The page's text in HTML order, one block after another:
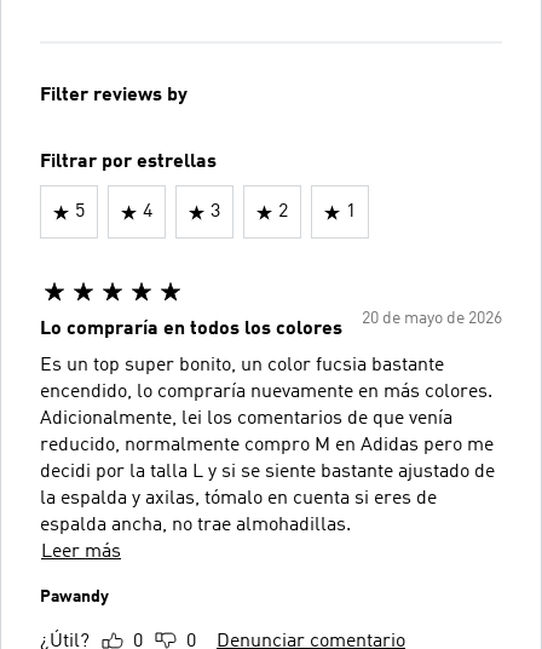
Filter reviews by
Filtrar por estrellas
5 4 3 2 1
20 de mayo de 2026
Lo compraría en todos los colores
Es un top super bonito, un color fucsia bastante
encendido, lo compraría nuevamente en más colores.
Adicionalmente, lei los comentarios de que venía
reducido, normalmente compro M en Adidas pero me
decidi por la talla L y si se siente bastante ajustado de
la espalda y axilas, tómalo en cuenta si eres de
espalda ancha, no trae almohadillas.
Leer más
Pawandy
¿Útil? 0 0 Denunciar comentario